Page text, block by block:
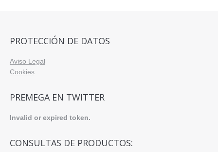
PROTECCIÓN DE DATOS
Aviso Legal
Cookies
PREMEGA EN TWITTER
Invalid or expired token.
CONSULTAS DE PRODUCTOS: